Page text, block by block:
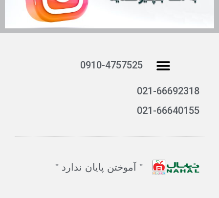
منو
0910-4757525
021-66692318
021-66640155
" آموختن پایان ندارد "